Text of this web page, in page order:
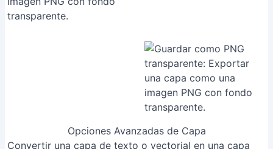
Opciones Avanzadas de Capa
Convertir una capa de texto o vectorial en una capa
rasterizada (píxeles) para facilitar la edición.
Opciones Avanzadas de Capa